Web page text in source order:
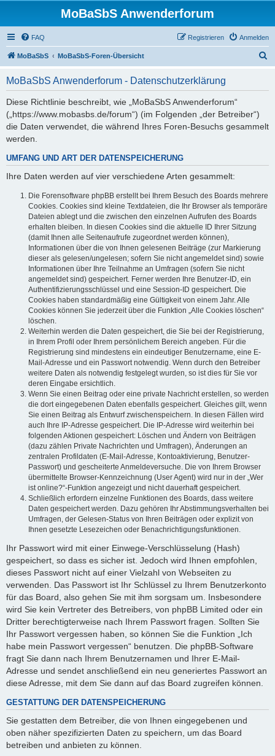
MoBaSbS Anwenderforum
FAQ Anmelden
Registrieren
MoBaSbS MoBaSbS-Foren-Übersicht
MoBaSbS Anwenderforum - Datenschutzerklärung
Diese Richtlinie beschreibt, wie „MoBaSbS Anwenderforum“
(„https://www.mobasbs.de/forum“) (im Folgenden „der Betreiber“)
die Daten verwendet, die während Ihres Foren-Besuchs gesammelt
werden.
UMFANG UND ART DER DATENSPEICHERUNG
Ihre Daten werden auf vier verschiedene Arten gesammelt:
Die Forensoftware phpBB erstellt bei Ihrem Besuch des Boards mehrere
Cookies. Cookies sind kleine Textdateien, die Ihr Browser als temporäre
Dateien ablegt und die zwischen den einzelnen Aufrufen des Boards
erhalten bleiben. In diesen Cookies sind die aktuelle ID Ihrer Sitzung
(damit Ihnen alle Seitenaufrufe zugeordnet werden können),
Informationen über die von Ihnen gelesenen Beiträge (zur Markierung
dieser als gelesen/ungelesen; sofern Sie nicht angemeldet sind) sowie
Informationen über Ihre Teilnahme an Umfragen (sofern Sie nicht
angemeldet sind) gespeichert. Ferner werden Ihre Benutzer-ID, ein
Authentifizierungsschlüssel und eine Session-ID gespeichert. Die
Cookies haben standardmäßig eine Gültigkeit von einem Jahr. Alle
Cookies können Sie jederzeit über die Funktion „Alle Cookies löschen“
löschen.
Weiterhin werden die Daten gespeichert, die Sie bei der Registrierung,
in Ihrem Profil oder Ihrem persönlichem Bereich angeben. Für die
Registrierung sind mindestens ein eindeutiger Benutzername, eine E-
Mail-Adresse und ein Passwort notwendig. Wenn durch den Betreiber
weitere Daten als notwendig festgelegt wurden, so ist dies für Sie vor
deren Eingabe ersichtlich.
Wenn Sie einen Beitrag oder eine private Nachricht erstellen, so werden
die dort eingegebenen Daten ebenfalls gespeichert. Gleiches gilt, wenn
Sie einen Beitrag als Entwurf zwischenspeichern. In diesen Fällen wird
auch Ihre IP-Adresse gespeichert. Die IP-Adresse wird weiterhin bei
folgenden Aktionen gespeichert: Löschen und Ändern von Beiträgen
(dazu zählen Private Nachrichten und Umfragen), Änderungen an
zentralen Profildaten (E-Mail-Adresse, Kontoaktivierung, Benutzer-
Passwort) und gescheiterte Anmeldeversuche. Die von Ihrem Browser
übermittelte Browser-Kennzeichnung (User Agent) wird nur in der „Wer
ist online?“-Funktion angezeigt und nicht dauerhaft gespeichert.
Schließlich erfordern einzelne Funktionen des Boards, dass weitere
Daten gespeichert werden. Dazu gehören Ihr Abstimmungsverhalten bei
Umfragen, der Gelesen-Status von Ihren Beiträgen oder explizit von
Ihnen gesetzte Lesezeichen oder Benachrichtigungsfunktionen.
Ihr Passwort wird mit einer Einwege-Verschlüsselung (Hash)
gespeichert, so dass es sicher ist. Jedoch wird Ihnen empfohlen,
dieses Passwort nicht auf einer Vielzahl von Webseiten zu
verwenden. Das Passwort ist Ihr Schlüssel zu Ihrem Benutzerkonto
für das Board, also gehen Sie mit ihm sorgsam um. Insbesondere
wird Sie kein Vertreter des Betreibers, von phpBB Limited oder ein
Dritter berechtigterweise nach Ihrem Passwort fragen. Sollten Sie
Ihr Passwort vergessen haben, so können Sie die Funktion „Ich
habe mein Passwort vergessen“ benutzen. Die phpBB-Software
fragt Sie dann nach Ihrem Benutzernamen und Ihrer E-Mail-
Adresse und sendet anschließend ein neu generiertes Passwort an
diese Adresse, mit dem Sie dann auf das Board zugreifen können.
GESTATTUNG DER DATENSPEICHERUNG
Sie gestatten dem Betreiber, die von Ihnen eingegebenen und
oben näher spezifizierten Daten zu speichern, um das Board
betreiben und anbieten zu können.